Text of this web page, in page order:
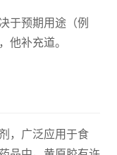
于预期用途（例
他补充道。
，广泛应用于食